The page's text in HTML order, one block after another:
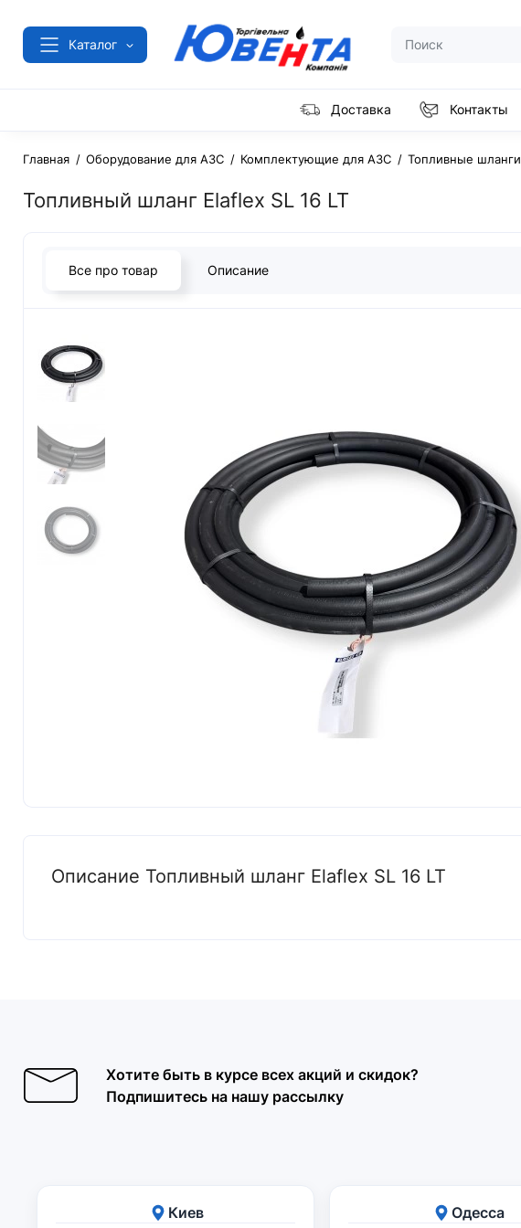
Каталог
Доставка Контакты
Главная Оборудование для АЗС Комплектующие для АЗС Топливные шланги
Топливный шланг Elaflex SL 16 LT
Все про товар Описание
Описание Топливный шланг Elaflex SL 16 LT
Хотите быть в курсе всех акций и скидок?
Подпишитесь на нашу рассылку
Киев Одесса